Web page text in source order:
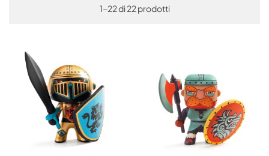
1-22 di 22 prodotti